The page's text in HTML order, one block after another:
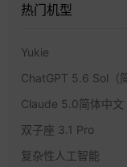
热门机型
Yukie
ChatGPT 5.6 Sol（
Claude 5.0简体中文
双子座 3.1 Pro
复杂性人工智能